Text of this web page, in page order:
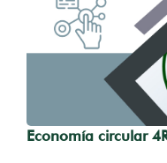
Economía circular